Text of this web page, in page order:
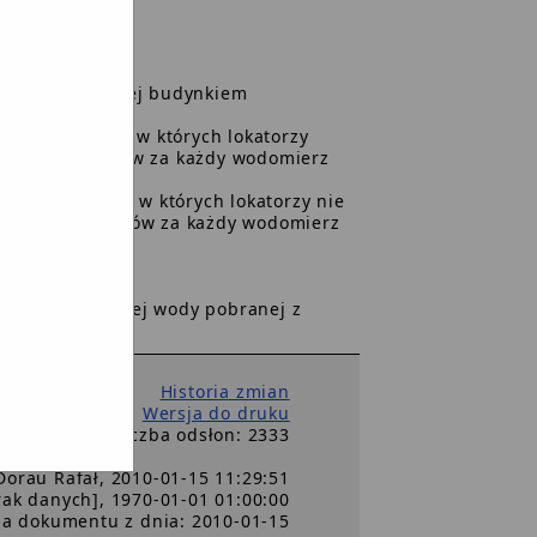
zabudowanej budynkiem
w których lokatorzy
ścieków za każdy wodomierz
w których lokatorzy nie
odbiór ścieków za każdy wodomierz
do ilości zużytej wody pobranej z
Historia zmian
Wersja do druku
Liczba odsłon: 2333
Rafał, 2010-01-15 11:29:51
danych], 1970-01-01 01:00:00
dokumentu z dnia: 2010-01-15